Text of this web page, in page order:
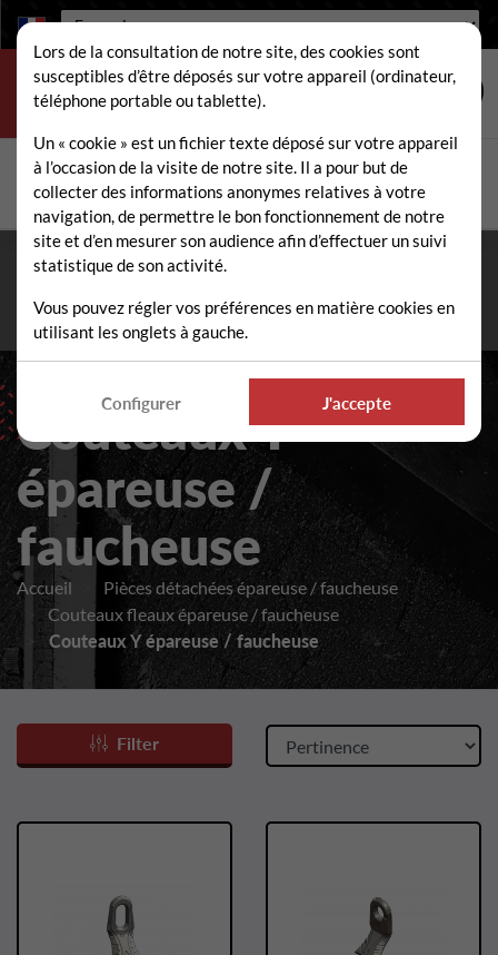
Langue :
Rechercher
Fermeture estivale du 10 au 21 août 2026
téléphonique et administrative assurée durant tout l'été. ☀️
Couteaux Y
épareuse /
faucheuse
Accueil
Pièces détachées épareuse / faucheuse
Couteaux fleaux épareuse / faucheuse
Couteaux Y épareuse / faucheuse
Filter
Lors de la consultation de notre site, des cookies sont
susceptibles d’être déposés sur votre appareil (ordinateur,
téléphone portable ou tablette).
Un « cookie » est un fichier texte déposé sur votre appareil
à l’occasion de la visite de notre site. Il a pour but de
collecter des informations anonymes relatives à votre
navigation, de permettre le bon fonctionnement de notre
site et d’en mesurer son audience afin d’effectuer un suivi
statistique de son activité.
Vous pouvez régler vos préférences en matière cookies en
utilisant les onglets à gauche.
Configurer J'accepte